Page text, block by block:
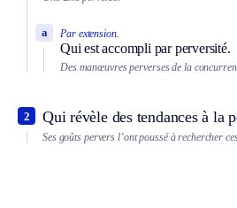
Par extension.
Qui est accompli par perversité.
a
Des manœuvres perverses de la
Qui révèle des tendances à la
2
Ses goûts pervers l’ont poussé à rechercher